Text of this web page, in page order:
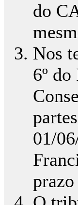
do
Nos
6º
01/